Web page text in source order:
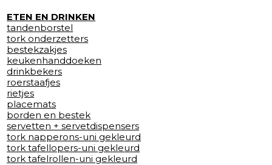
ETEN EN DRINKEN
tandenborstel
tork onderzetters
bestekzakjes
keukenhanddoeken
drinkbekers
roerstaafjes
rietjes
placemats
borden en bestek
servetten + servetdispensers
tork napperons-uni gekleurd
tork tafellopers-uni gekleurd
tork tafelrollen-uni gekleurd